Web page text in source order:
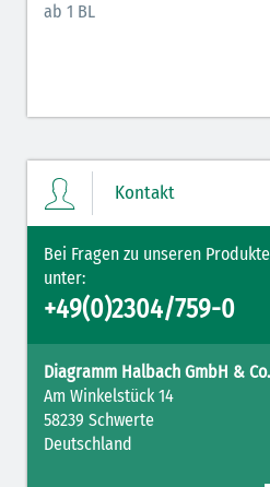
Elektrolyte NaCl (grün)
ab 1 BL
Kontakt
Bei Fragen zu unseren
unter:
+49(0)2304/759-0
Diagramm Halbach GmbH &
Am Winkelstück 14
58239 Schwerte
Deutschland